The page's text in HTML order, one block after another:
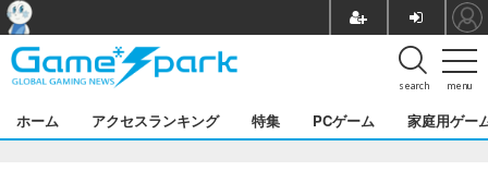
menu
search
ホーム アクセスランキング 特集 PCゲーム 家庭用ゲー